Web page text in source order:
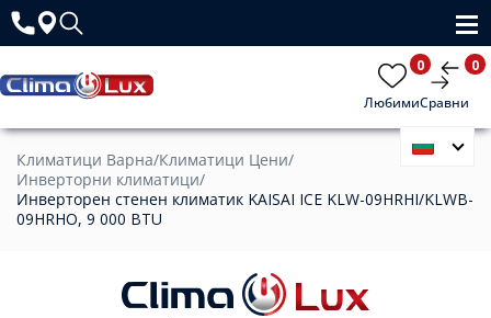
Любими
0
Сравни
0
Климатици Варна/Климатици Цени/
Инверторни климатици/
Инверторен стенен климатик KAISAI ICE KLW-09HRHI/KLWB-
09HRHO, 9 000 BTU